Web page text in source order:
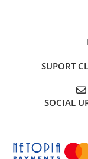
LEMSUPORT
SOCIAL